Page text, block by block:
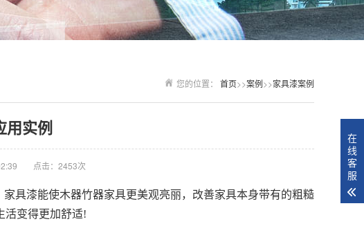
您的位置： 首页>>案例>>家具漆案例
用实例
点击：2453次
家具漆能使木器竹器家具更美观亮丽，改善家具本身带有的粗糙
活变得更加舒适!
在
线
客
服